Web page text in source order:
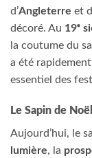
d’Angleterre et
décoré. Au 19ᵉ
la coutume du
a été
essentiel des
Le Sapin de
Aujourd’hui, le
lumière, la